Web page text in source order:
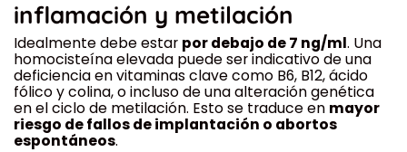
inflamación y metilación
Idealmente debe estar por debajo de 7 ng/ml. Una
homocisteína elevada puede ser indicativo de una
deficiencia en vitaminas clave como B6, B12, ácido
fólico y colina, o incluso de una alteración genética
en el ciclo de metilación. Esto se traduce en mayor
riesgo de fallos de implantación o abortos
espontáneos.